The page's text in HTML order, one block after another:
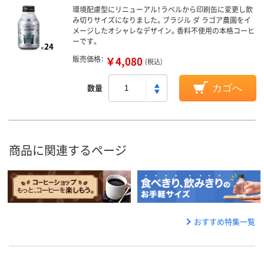
環境配慮型にリニューアル！ラベルから印刷缶に変更し飲
み切りサイズになりました。ブラジル ダ ラゴア農園をイ
メージしたオシャレなデザイン。香料不使用の本格コーヒ
ーです。
販売価格： ￥4,080 (税込)
数量 カゴへ
商品に関連するページ
おすすめ特集一覧